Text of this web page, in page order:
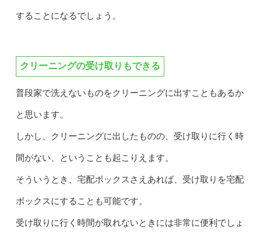
することになるでしょう。
クリーニングの受け取りもできる
普段家で洗えないものをクリーニングに出すこともあるか
と思います。
しかし、クリーニングに出したものの、受け取りに行く時
間がない、ということも起こりえます。
そういうとき、宅配ボックスさえあれば、受け取りを宅配
ボックスにすることも可能です。
受け取りに行く時間が取れないときには非常に便利でしょ